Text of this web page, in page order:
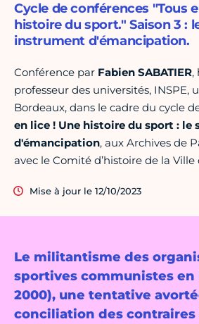
Le militantisme des
sportives communistes en
2000), une tentative
conciliation des contraires
Cycle de conférences "Tous
histoire du sport." Saison 3 :
instrument d'émancipation.
Conférence par Fabien SABATIER,
professeur des universités, INSPE,
Bordeaux, dans le cadre du cycle
en lice ! Une histoire du sport :
d'émancipation, aux Archives de
avec le Comité d’histoire de la Ville
Mise à jour le 12/10/2023